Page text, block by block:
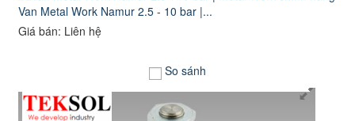
Van Metal Work Namur 2.5 - 10 bar |...
Giá bán: Liên hệ
So sánh